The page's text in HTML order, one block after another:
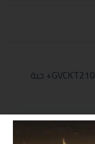
غلاية جي في سي برو ستانليس 1,8 لتر GVCKT2100+ حبة